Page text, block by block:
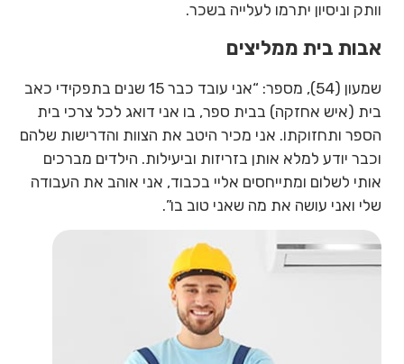
וותק וניסיון יתרמו לעלייה בשכר.
אבות בית ממליצים
שמעון (54), מספר: “אני עובד כבר 15 שנים בתפקידי כאב
בית (איש אחזקה) בבית ספר, בו אני דואג לכל צרכי בית
הספר ותחזוקתו. אני מכיר היטב את הצוות והדרישות שלהם
וכבר יודע למלא אותן בזריזות וביעילות. הילדים מברכים
אותי לשלום ומתייחסים אליי בכבוד, אני אוהב את העבודה
שלי ואני עושה את מה שאני טוב בו”.